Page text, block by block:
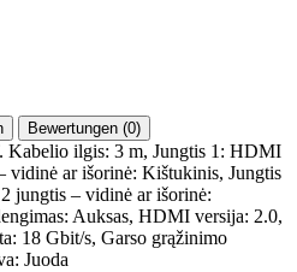
Bewertungen (0)
ilgis: 3 m, Jungtis 1: HDMI
vidinė ar išorinė: Kištukinis, Jungtis
jungtis – vidinė ar išorinė:
Auksas, HDMI versija: 2.0,
18 Gbit/s, Garso grąžinimo
Juoda